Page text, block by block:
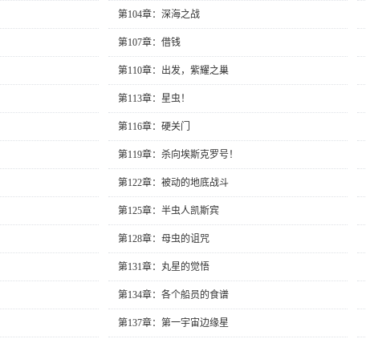
第104章：深海之战
第107章：借钱
第110章：出发，紫耀之巢
第113章：星虫！
第116章：硬关门
第119章：杀向埃斯克罗号！
第122章：被动的地底战斗
第125章：半虫人凯斯宾
第128章：母虫的诅咒
第131章：丸星的觉悟
第134章：各个船员的食谱
第137章：第一宇宙边缘星